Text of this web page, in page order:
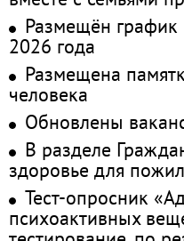
Размещён
2026 года
Размещена
человека
Обновлены
В разделе
здоровье для
Тест-опросник
психоактивных